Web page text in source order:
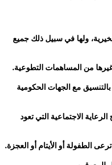
ولها في سبيل ذلك جميع
من المساهمات التطوعية.
بالتنسيق مع الجهات الحكومية
الاجتماعية التي تعود